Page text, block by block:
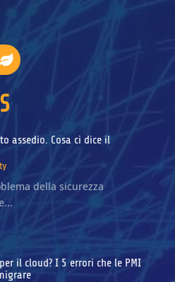
assedio. Cosa ci dice il
della sicurezza
il cloud? I 5 errori che le PMI